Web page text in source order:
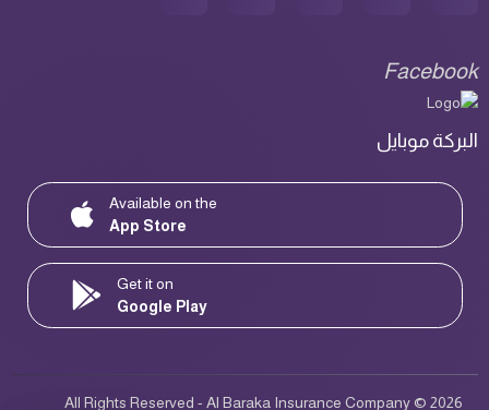
Facebook
البركة موبايل
Available on the
App Store
Get it on
Google Play
All Rights Reserved - Al Baraka Insurance Company © 2026